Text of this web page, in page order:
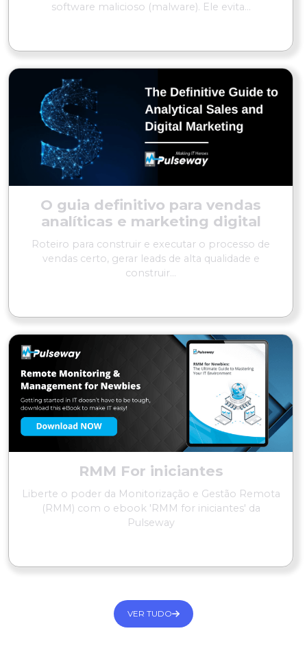
software malicioso (malware). Ele evita...
O guia definitivo para vendas
analíticas e marketing digital
Roteiro para construir e executar o processo de
vendas certo, gerar leads de alta qualidade e
construir...
RMM For iniciantes
Liberte o poder da Monitorização e Gestão Remota
(RMM) com o ebook 'RMM for iniciantes' da
Pulseway
VER TUDO